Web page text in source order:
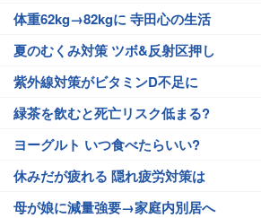
体重62kg→82kgに 寺田心の生活
夏のむくみ対策 ツボ&反射区押し
紫外線対策がビタミンD不足に
緑茶を飲むと死亡リスク低まる?
ヨーグルト いつ食べたらいい?
休みだが疲れる 隠れ疲労対策は
母が娘に減量強要→家庭内別居へ